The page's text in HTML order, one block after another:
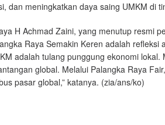
dan meningkatkan daya saing UMKM di
H Achmad Zaini, yang menutup resmi
Raya Semakin Keren adalah refleksi
adalah tulang punggung ekonomi
global. Melalui Palangka Raya
pasar global,” katanya. (zia/ans/ko)